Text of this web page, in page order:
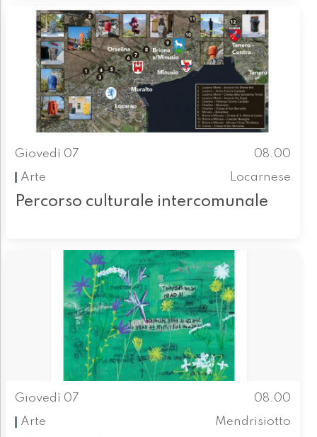
Giovedì 07
08.00
Arte
Locarnese
Percorso culturale intercomunale
Giovedì 07
08.00
Arte
Mendrisiotto